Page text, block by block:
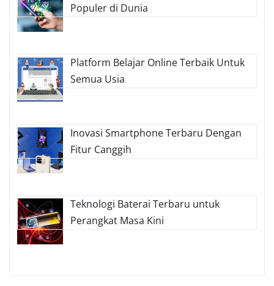
Populer di Dunia
Platform Belajar Online Terbaik Untuk
Semua Usia
Inovasi Smartphone Terbaru Dengan
Fitur Canggih
Teknologi Baterai Terbaru untuk
Perangkat Masa Kini